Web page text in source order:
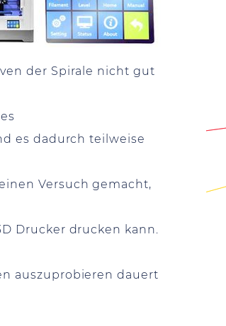
der Spirale nicht gut
es dadurch teilweise
Versuch gemacht,
Drucker drucken kann.
auszuprobieren dauert